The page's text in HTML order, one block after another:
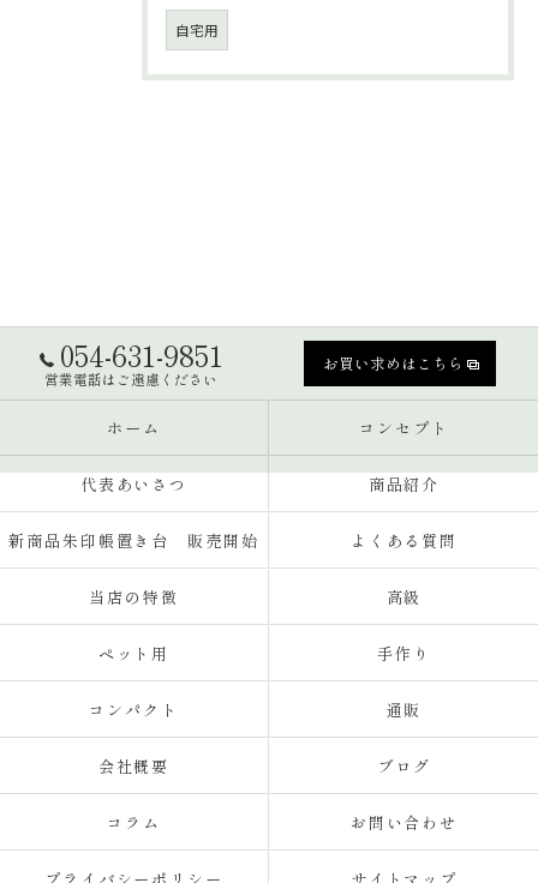
自宅用
054-631-9851
営業電話はご遠慮ください
お買い求めはこちら
ホーム コンセプト
代表あいさつ 商品紹介
新商品朱印帳置き台 販売開始 よくある質問
当店の特徴 高級
ペット用 手作り
コンパクト 通販
会社概要 ブログ
コラム お問い合わせ